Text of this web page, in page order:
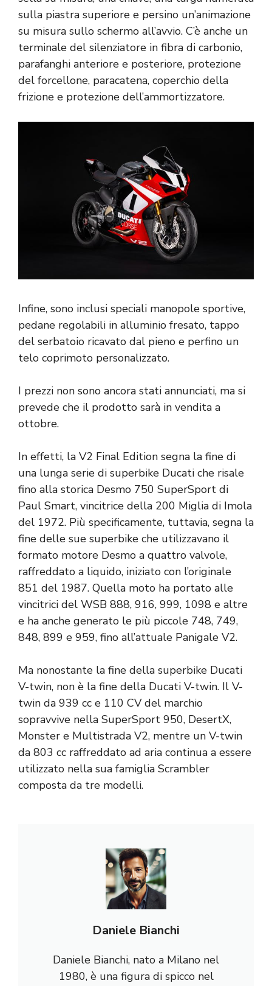
sulla piastra superiore e persino un’animazione
su misura sullo schermo all’avvio. C’è anche un
terminale del silenziatore in fibra di carbonio,
parafanghi anteriore e posteriore, protezione
del forcellone, paracatena, coperchio della
frizione e protezione dell’ammortizzatore.
Infine, sono inclusi speciali manopole sportive,
pedane regolabili in alluminio fresato, tappo
del serbatoio ricavato dal pieno e perfino un
telo coprimoto personalizzato.
I prezzi non sono ancora stati annunciati, ma si
prevede che il prodotto sarà in vendita a
ottobre.
In effetti, la V2 Final Edition segna la fine di
una lunga serie di superbike Ducati che risale
fino alla storica Desmo 750 SuperSport di
Paul Smart, vincitrice della 200 Miglia di Imola
del 1972. Più specificamente, tuttavia, segna la
fine delle sue superbike che utilizzavano il
formato motore Desmo a quattro valvole,
raffreddato a liquido, iniziato con l’originale
851 del 1987. Quella moto ha portato alle
vincitrici del WSB 888, 916, 999, 1098 e altre
e ha anche generato le più piccole 748, 749,
848, 899 e 959, fino all’attuale Panigale V2.
Ma nonostante la fine della superbike Ducati
V-twin, non è la fine della Ducati V-twin. Il V-
twin da 939 cc e 110 CV del marchio
sopravvive nella SuperSport 950, DesertX,
Monster e Multistrada V2, mentre un V-twin
da 803 cc raffreddato ad aria continua a essere
utilizzato nella sua famiglia Scrambler
composta da tre modelli.
Daniele Bianchi
Daniele Bianchi, nato a Milano nel
1980, è una figura di spicco nel